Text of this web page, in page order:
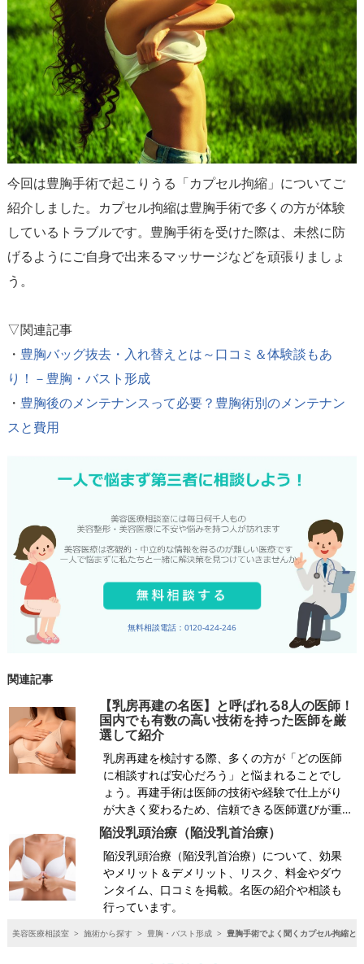
今回は豊胸手術で起こりうる「カプセル拘縮」についてご
紹介しました。カプセル拘縮は豊胸手術で多くの方が体験
しているトラブルです。豊胸手術を受けた際は、未然に防
げるようにご自身で出来るマッサージなどを頑張りましょ
う。
▽関連記事
・ 豊胸バッグ抜去・入れ替えとは～口コミ＆体験談もあ
り！－豊胸・バスト形成
・ 豊胸後のメンテナンスって必要？豊胸術別のメンテナン
スと費用
無料相談電話：0120-424-246
関連記事
【乳房再建の名医】と呼ばれる8人の医師！
国内でも有数の高い技術を持った医師を厳
選して紹介
乳房再建を検討する際、多くの方が「どの医師
に相談すれば安心だろう」と悩まれることでし
ょう。再建手術は医師の技術や経験で仕上がり
が大きく変わるため、信頼できる医師選びが重…
陥没乳頭治療（陥没乳首治療）
陥没乳頭治療（陥没乳首治療）について、効果
やメリット＆デメリット、リスク、料金やダウ
ンタイム、口コミを掲載。名医の紹介や相談も
行っています。
美容医療相談室 > 施術から探す > 豊胸・バスト形成 > 豊胸手術でよく聞くカプセル拘縮と